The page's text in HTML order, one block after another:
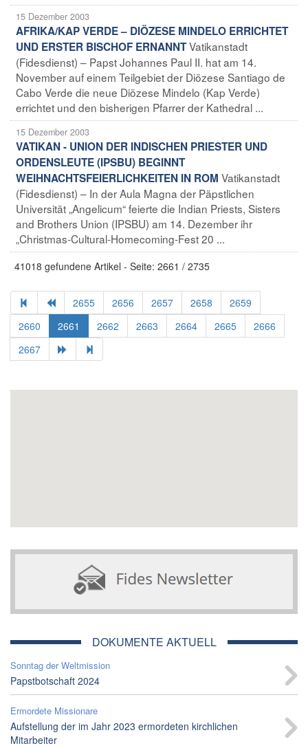
15 Dezember 2003
AFRIKA/KAP VERDE – DIÖZESE MINDELO ERRICHTET
UND ERSTER BISCHOF ERNANNTVatikanstadt
(Fidesdienst) – Papst Johannes Paul II. hat am 14.
November auf einem Teilgebiet der Diözese Santiago de
Cabo Verde die neue Diözese Mindelo (Kap Verde)
errichtet und den bisherigen Pfarrer der Kathedral ...
15 Dezember 2003
VATIKAN - UNION DER INDISCHEN PRIESTER UND
ORDENSLEUTE (IPSBU) BEGINNT
WEIHNACHTSFEIERLICHKEITEN IN ROM Vatikanstadt
(Fidesdienst) – In der Aula Magna der Päpstlichen
Universität „Angelicum“ feierte die Indian Priests, Sisters
and Brothers Union (IPSBU) am 14. Dezember ihr
„Christmas-Cultural-Homecoming-Fest 20 ...
41018 gefundene Artikel - Seite: 2661 / 2735
2655 2656 2657 2658
2659
2660
2661 2662 2663 2664 2665
2666
2667
DOKUMENTE AKTUELL
Sonntag der Weltmission
Papstbotschaft 2024
Ermordete Missionare
Aufstellung der im Jahr 2023 ermordeten kirchlichen
Mitarbeiter